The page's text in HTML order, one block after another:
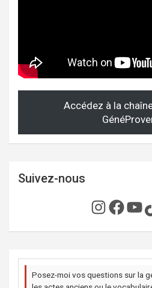
Accédez à la
Suivez-nous
Posez-moi vos questions sur la